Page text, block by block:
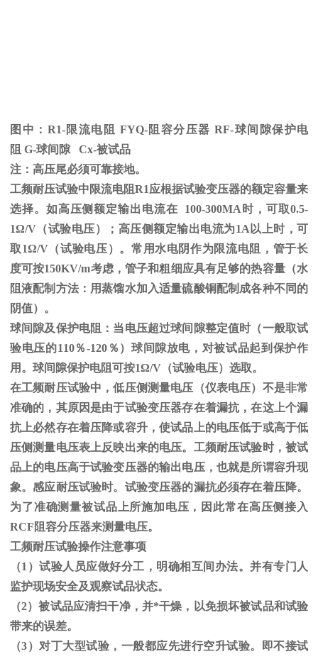
图中： R1-限流电阻 FYQ-阻容分压器 RF-球间隙保护电
阻 G-球间隙 Cx-被试品
注：高压尾必须可靠接地。
工频耐压试验中限流电阻R1应根据试验变压器的额定容量来
选择。如高压侧额定输出电流在 100-300MA 时，可取0.5-
1Ω/V（试验电压）；高压侧额定输出电流为1A 以上时，可
取1Ω/V（试验电压）。常用水电阴作为限流电阻，管于长
度可按150KV/m考虑，管子和粗细应具有足够的热容量（水
阻液配制方法：用蒸馏水加入适量硫酸铜配制成各种不同的
阴值）。
球间隙及保护电阻：当电压超过球间隙整定值时（一般取试
验电压的110％-120％）球间隙放电，对被试品起到保护作
用。球间隙保护电阻可按1Ω/V（试验电压）选取。
在工频耐压试验中，低压侧测量电压（仪表电压）不是非常
准确的，其原因是由于试验变压器存在着漏抗，在这上个漏
抗上必然存在着压降或容升，使试品上的电压低于或高于低
压侧测量电压表上反映出来的电压。工频耐压试验时，被试
品上的电压高于试验变压器的输出电压，也就是所谓容升现
象。感应耐压试验时。试验变压器的漏抗必须存在着压降。
为了准确测量被试品上所施加电压，因此常在高压侧接入
RCF阻容分压器来测量电压。
工频耐压试验操作注意事项
（1 ）试验人员应做好分工，明确相互间办法。并有专门人
监护现场安全及观察试品状态。
（2）被试品应清扫干净，并*干燥，以免损坏被试品和试验
带来的误差。
（3）对丁大型试验，一般都应先进行空升试验。即不接试